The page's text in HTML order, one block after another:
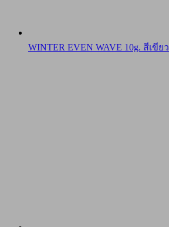
WINTER EVEN WAVE 10g. สีเขียว